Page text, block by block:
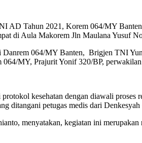
AD Tahun 2021, Korem 064/MY
di Aula Makorem Jln Maulana Yusuf
Danrem 064/MY Banten, Brigjen TNI
064/MY, Prajurit Yonif 320/BP,
kesehatan dengan diawali
ditangani petugas medis dari
menyatakan, kegiatan ini